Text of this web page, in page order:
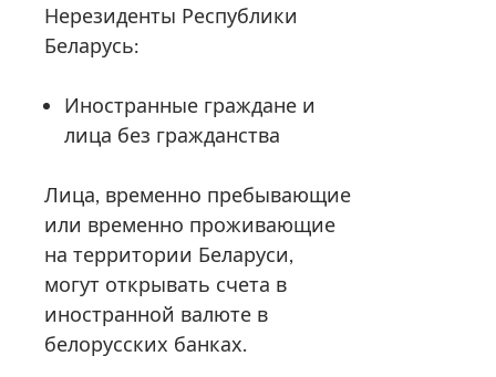
Нерезиденты Республики
Беларусь:
Иностранные граждане и
лица без гражданства
Лица, временно пребывающие
или временно проживающие
на территории Беларуси,
могут открывать счета в
иностранной валюте в
белорусских банках.